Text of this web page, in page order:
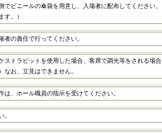
ビニールの傘袋を用意し、入場者に配布してください。
す。）
の責任で行ってください。
ストラピットを使用した場合、客席で調光等をされる場合
お、立見はできません。
、ホール職員の指示を受けてください。